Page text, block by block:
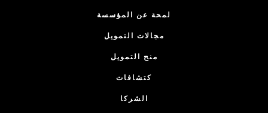
لمحة عن المؤسسة
مجالات التمويل
منح التمويل
كتشافات
الشركا